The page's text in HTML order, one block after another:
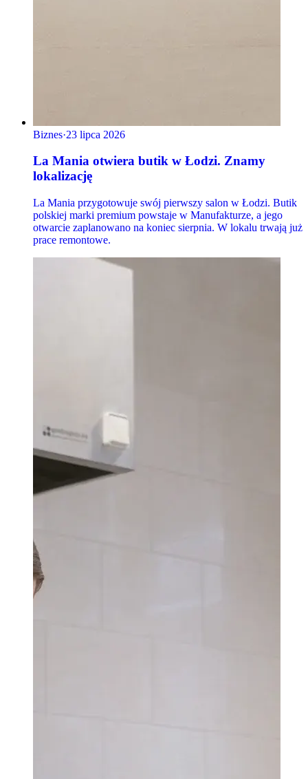
Biznes·23 lipca 2026
La Mania otwiera butik w Łodzi. Znamy
lokalizację
La Mania przygotowuje swój pierwszy salon w Łodzi. Butik
polskiej marki premium powstaje w Manufakturze, a jego
otwarcie zaplanowano na koniec sierpnia. W lokalu trwają już
prace remontowe.